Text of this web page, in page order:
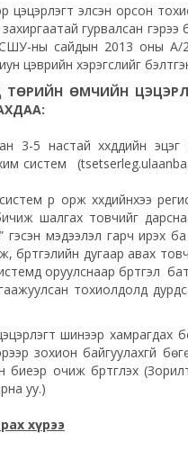
цэцэрлэгт элсэн орсон
гурвалсан гэрээ
ны сайдын 2013 оны А/
цэврийн хэрэгслийг
ӨМЧИЙН
3-5 настай хүүхдүүдийн
систем
рүү орж хүүхдийнхээ
бичиж шалгах товчийг
гэсэн мэдээлэл гарч ирэх
бүртгэлийн дугаар авах
оруулснаар бүртгэл
тохиолдолд
шинээр хамрагдах
зохион байгуулахгүй
очиж бүртгүүлэх
уу.)
хүрээ